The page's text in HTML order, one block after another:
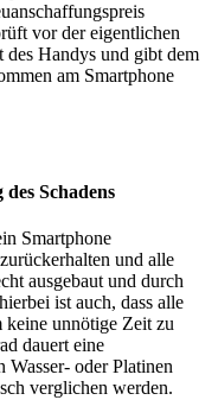
vor der eigentlichen
Handys und gibt dem
am Smartphone
Schadens
Smartphone
und alle
ausgebaut und durch
ist auch, dass alle
keine unnötige Zeit zu
dauert eine
Wasser- oder Platinen
verglichen werden.